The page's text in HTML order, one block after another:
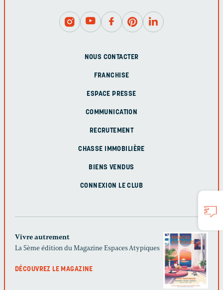
NOUS CONTACTER
FRANCHISE
ESPACE PRESSE
COMMUNICATION
RECRUTEMENT
CHASSE IMMOBILIÈRE
BIENS VENDUS
CONNEXION LE CLUB
Vivre autrement
La 5ème édition du Magazine Espaces Atypiques
DÉCOUVREZ LE MAGAZINE